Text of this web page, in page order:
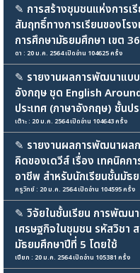
✎ การสร้างชุมชนแห่งการเ
สัมฤทธิ์ทางการเรียนของโร
การศึกษามัธยมศึกษา เขต 36
ดา : 20 ม.ค. 2564 เปิดอ่าน 104625 ครั้ง
✎ รายงานผลการพัฒนาแบ
อังกฤษ ชุด English
ประเทศ (ภาษาอังกฤษ) ชั้นป
เต๊าะ : 20 ม.ค. 2564 เปิดอ่าน 104643 ครั้ง
✎ รายงานผลการพัฒนาผล
คิดของเดวีส์ เรื่อง เทคนิคก
อาชีพ สำหรับนักเรียนชั้นมัธ
ครูวิทย์ : 20 ม.ค. 2564 เปิดอ่าน 104595 ครั้ง
✎ วิจัยในชั้นเรียน การพัฒน
เศรษฐกิจในชุมชน รหัสวิชา
มัธยมศึกษาปีที่ 5 โดยใช้
เปียก : 20 ม.ค. 2564 เปิดอ่าน 105381 ครั้ง